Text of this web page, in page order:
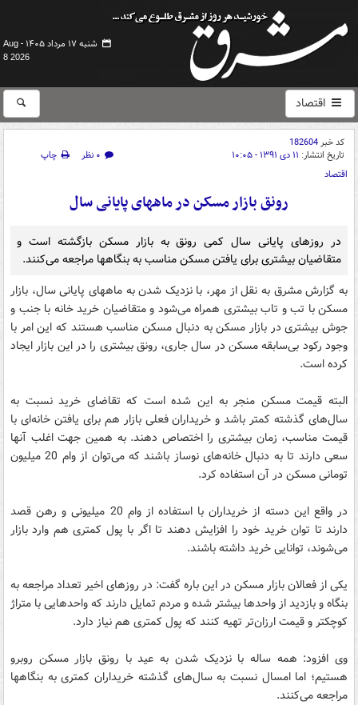
شنبه ۱۷ مرداد ۱۴۰۵ -
Aug
8 2026
اقتصاد
کد خبر182604
تاریخ انتشار: ۱۱ دی ۱۳۹۱ - ۱۰:۰۵ ۰ نظر
چاپ
اقتصاد
رونق بازار مسکن در ماههای پایانی سال
در روزهای پایانی سال کمی رونق به بازار مسکن بازگشته است و
متقاضیان بیشتری برای یافتن مسکن مناسب به بنگاهها مراجعه می‌کنند.
به گزارش مشرق به نقل از مهر، با نزدیک شدن به ماههای پایانی سال، بازار
مسکن با تب و تاب بیشتری همراه می‌شود و متقاضیان خرید خانه با جنب و
جوش بیشتری در بازار مسکن به دنبال مسکن مناسب هستند که این امر با
وجود رکود بی‌سابقه مسکن در سال جاری، رونق بیشتری را در این بازار ایجاد
کرده است.
البته قیمت مسکن منجر به این شده است که تقاضای خرید نسبت به
سال‌های گذشته کمتر باشد و خریداران فعلی بازار هم برای یافتن خانه‌ای با
قیمت مناسب، زمان بیشتری را اختصاص دهند. به همین جهت اغلب آنها
سعی دارند تا به دنبال خانه‌های نوساز باشند که می‌توان از وام 20 میلیون
تومانی مسکن در آن استفاده کرد.
در واقع این دسته از خریداران با استفاده از وام 20 میلیونی و رهن قصد
دارند تا توان خرید خود را افزایش دهند تا اگر با پول کمتری هم وارد بازار
می‌شوند، توانایی خرید داشته باشند.
یکی از فعالان بازار مسکن در این باره گفت: در روزهای اخیر تعداد مراجعه به
بنگاه و بازدید از واحدها بیشتر شده و مردم تمایل دارند که واحدهایی با متراژ
کوچکتر و قیمت ارزان‌تر تهیه کنند که پول کمتری هم نیاز دارد.
وی افزود: همه ساله با نزدیک شدن به عید با رونق بازار مسکن روبرو
هستیم؛ اما امسال نسبت به سال‌های گذشته خریداران کمتری به بنگاهها
مراجعه می‌کنند.